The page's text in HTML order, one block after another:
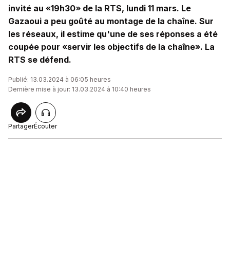
invité au «19h30» de la RTS, lundi 11 mars. Le
Gazaoui a peu goûté au montage de la chaîne. Sur
les réseaux, il estime qu'une de ses réponses a été
coupée pour «servir les objectifs de la chaîne». La
RTS se défend.
Publié: 13.03.2024 à 06:05 heures
Dernière mise à jour: 13.03.2024 à 10:40 heures
PartagerÉcouter